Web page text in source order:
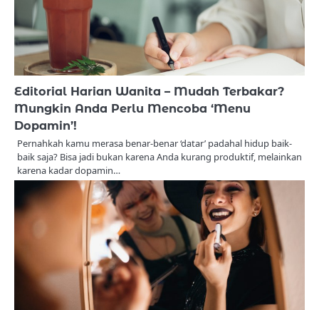
Editorial Harian Wanita – Mudah Terbakar?
Mungkin Anda Perlu Mencoba ‘Menu
Dopamin’!
Pernahkah kamu merasa benar-benar ‘datar’ padahal hidup baik-
baik saja? Bisa jadi bukan karena Anda kurang produktif, melainkan
karena kadar dopamin…